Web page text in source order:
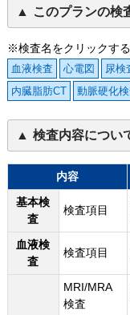
このプランの検
※検査名をクリックす
血液検査 心電図 尿検
内臓脂肪CT
動脈硬化
検査内容につい
内容
基本検
査
検査項目
血液検
査
検査項目
MRI/MRA
検査